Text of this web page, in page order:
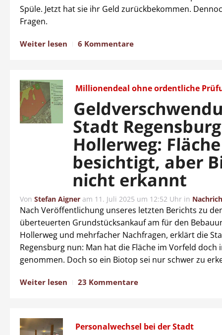
Spüle. Jetzt hat sie ihr Geld zurückbekommen.
Fragen.
Weiter lesen 6 Kommentare
Millionendeal ohne ordentliche
Stadt
Hollerweg: Fläche
besichtigt, aber
nicht erkannt
Von Stefan Aigner am 11. Juli 2025 um 12:52 Uhr in
Nach Veröffentlichung unseres letzten Berichts zu
überteuerten Grundstücksankauf am für den
Hollerweg und mehrfacher Nachfragen, erklärt die
Regensburg nun: Man hat die Fläche im Vorfeld doch
genommen. Doch so ein Biotop sei nur schwer zu
Weiter lesen 23 Kommentare
Personalwechsel bei der Stadt